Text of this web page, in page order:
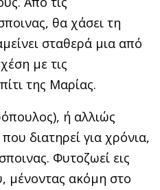
θα χάσει τη
σταθερά μια από
με τις
της Μαρίας.
ή αλλιώς
διατηρεί για χρόνια,
Φυτοζωεί εις
μένοντας ακόμη στο